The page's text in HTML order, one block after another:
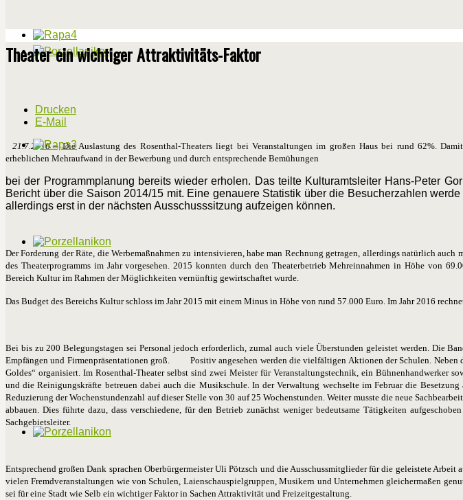
Theater ein wichtiger Attraktivitäts-Faktor
Drucken
E-Mail
21.7.2016– Die Auslastung des Rosenthal-Theaters liegt bei Veranstaltungen im großen Haus bei rund 62%.
erheblichen Mehraufwand in der Bewerbung und durch entsprechende Bemühungen
bei der Programmplanung bereits wieder erholen. Das teilte Kulturamtsleiter Hans-Peter
Bericht über die Saison 2014/15 mit. Eine genauere Statistik über die Besucherzahlen
allerdings erst in der nächsten Ausschusssitzung aufzeigen können.
Der Forderung der Räte, die Werbemaßnahmen zu intensivieren, habe man Rechnung getragen, allerdings natürlich
des Theaterprogramms im Jahr vorgesehen. 2015 konnten durch den Theaterbetrieb Mehreinnahmen in Höhe von
Bereich Kultur im Rahmen der Möglichkeiten vernünftig gewirtschaftet wurde.
Das Budget des Bereichs Kultur schloss im Jahr 2015 mit einem Minus in Höhe von rund 57.000 Euro. Im Jahr 2016
Bei bis zu 200 Belegungstagen sei Personal jedoch erforderlich, zumal auch viele Überstunden geleistet werden. Die
Empfängen und Firmenpräsentationen groß. Positiv angesehen werden die vielfältigen Aktionen der Schulen. Neben
Goldes“ organisiert. Im Rosenthal-Theater selbst sind zwei Meister für Veranstaltungstechnik, ein Bühnenhandwerker
und die Reinigungskräfte betreuen dabei auch die Musikschule. In der Verwaltung wechselte im Februar die
Reduzierung der Wochenstundenzahl auf dieser Stelle von 30 auf 25 Wochenstunden. Weiter musste die neue
abbauen. Dies führte dazu, dass verschiedene, für den Betrieb zunächst weniger bedeutsame Tätigkeiten
Sachgebietsleiter.
Entsprechend großen Dank sprachen Oberbürgermeister Uli Pötzsch und die Ausschussmitglieder für die geleistete
vielen Fremdveranstaltungen wie von Schulen, Laienschauspielgruppen, Musikern und Unternehmen gleichermaßen
sei für eine Stadt wie Selb ein wichtiger Faktor in Sachen Attraktivität und Freizeitgestaltung.